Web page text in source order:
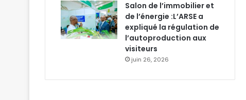
Salon de l’immobilier et
de l’énergie :L’ARSE a
expliqué la régulation de
l’autoproduction aux
visiteurs
juin 26, 2026